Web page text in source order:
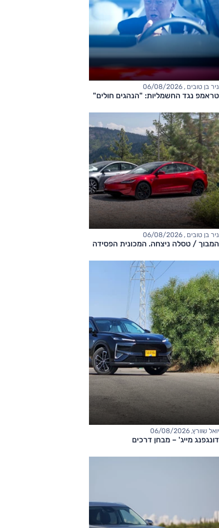
ניר בן טובים , 06/08/2026
טראמפ נגד החשמליות: "הנהגים חולים"
ניר בן טובים , 06/08/2026
המבוך / טסלה ניצחה. המכונית הפסידה
יואל שוורץ, 06/08/2026
דונגפנג מייג' – מבחן דרכים